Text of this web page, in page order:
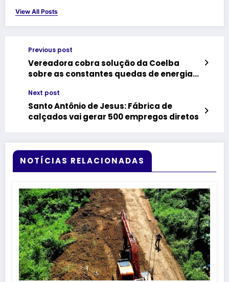
View All Posts
Previous post
Vereadora cobra solução da Coelba
sobre as constantes quedas de energia
Next post
Santo Antônio de Jesus: Fábrica de
calçados vai gerar 500 empregos diretos
NOTÍCIAS RELACIONADAS